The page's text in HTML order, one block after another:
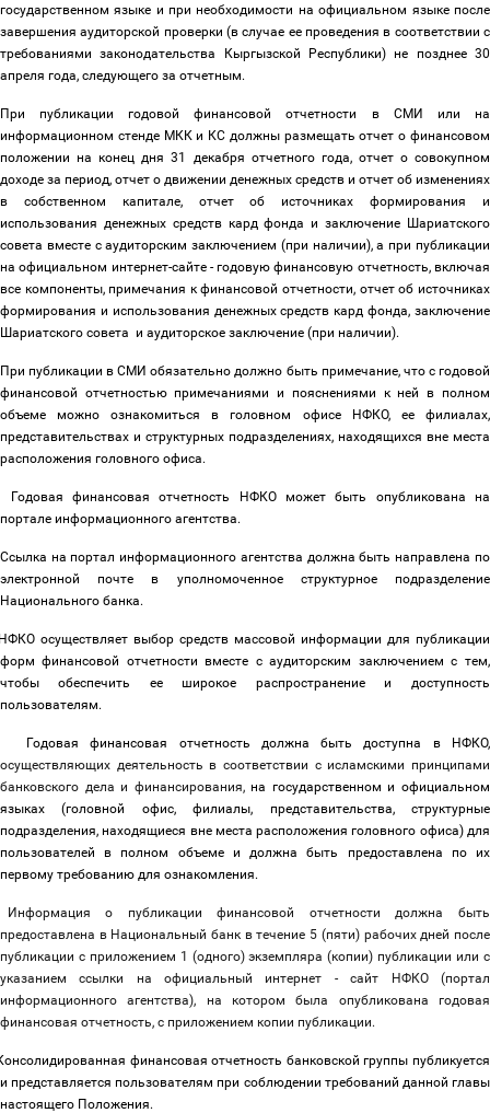
государственном языке и при необходимости на официальном языке после
завершения аудиторской проверки (в случае ее проведения в соответствии с
требованиями законодательства Кыргызской Республики) не позднее 30
апреля года, следующего за отчетным.
При публикации годовой финансовой отчетности в СМИ или на
информационном стенде МКК и КС должны размещать отчет о финансовом
положении на конец дня 31 декабря отчетного года, отчет о совокупном
доходе за период, отчет о движении денежных средств и отчет об изменениях
в собственном капитале, отчет об источниках формирования и
использования денежных средств кард фонда и заключение Шариатского
совета вместе с аудиторским заключением (при наличии), а при публикации
на официальном интернет-сайте - годовую финансовую отчетность, включая
все компоненты, примечания к финансовой отчетности, отчет об источниках
формирования и использования денежных средств кард фонда, заключение
Шариатского совета и аудиторское заключение (при наличии).
При публикации в СМИ обязательно должно быть примечание, что с годовой
финансовой отчетностью примечаниями и пояснениями к ней в полном
объеме можно ознакомиться в головном офисе НФКО, ее филиалах,
представительствах и структурных подразделениях, находящихся вне места
расположения головного офиса.
Годовая финансовая отчетность НФКО может быть опубликована на
портале информационного агентства.
Ссылка на портал информационного агентства должна быть направлена по
электронной почте в уполномоченное структурное подразделение
Национального банка.
осуществляет выбор средств массовой информации для публикации
форм финансовой отчетности вместе с аудиторским заключением с тем,
чтобы обеспечить ее широкое распространение и доступность
пользователям.
Годовая финансовая отчетность должна быть доступна в НФКО,
осуществляющих деятельность в соответствии с исламскими принципами
банковского дела и финансирования,на государственном и официальном
языках (головной офис, филиалы, представительства, структурные
подразделения, находящиеся вне места расположения головного офиса) для
пользователей в полном объеме и должна быть предоставлена по их
первому требованию для ознакомления.
Информация о публикации финансовой отчетности должна быть
предоставлена в Национальный банк в течение 5 (пяти) рабочих дней после
публикации с приложением 1 (одного) экземпляра (копии) публикации или с
указанием ссылки на официальный интернет - сайт НФКО (портал
информационного агентства), на котором была опубликована годовая
финансовая отчетность, с приложением копии публикации.
финансовая отчетность банковской группы публикуется
и представляется пользователям при соблюдении требований данной главы
настоящего Положения.